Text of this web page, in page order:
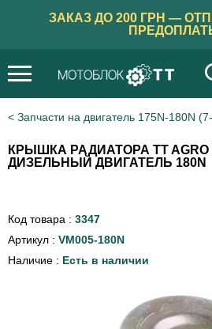
ЗАКАЗ ДО 200 ГРН —
Запчасти на двигатель 175N-180N
КРЫШКА РАДИАТОРА TT AGRO
ДИЗЕЛЬНЫЙ ДВИГАТЕЛЬ 180N
Код товара : 3347
Артикул : VM005-180N
Наличие : Есть в наличии